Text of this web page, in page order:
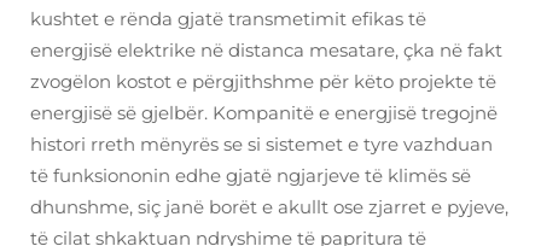
kushtet e rënda gjatë transmetimit efikas të
energjisë elektrike në distanca mesatare, çka në fakt
zvogëlon kostot e përgjithshme për këto projekte të
energjisë së gjelbër. Kompanitë e energjisë tregojnë
histori rreth mënyrës se si sistemet e tyre vazhduan
të funksiononin edhe gjatë ngjarjeve të klimës së
dhunshme, siç janë borët e akullt ose zjarret e pyjeve,
të cilat shkaktuan ndryshime të papritura të